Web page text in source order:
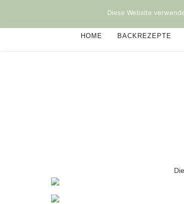
HOME BACKREZEPTE
Diese Website